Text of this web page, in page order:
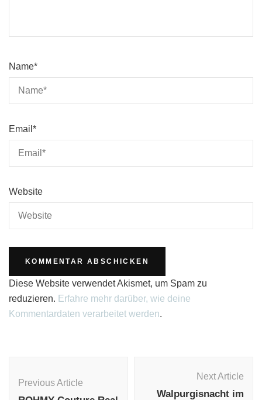
Name*
Email *
Website
Diese Website verwendet Akismet, um Spam zu
reduzieren. Erfahre mehr darüber, wie deine
Kommentardaten verarbeitet werden.
Navigation
Previous Article
Next Article
Walpurgisnacht im